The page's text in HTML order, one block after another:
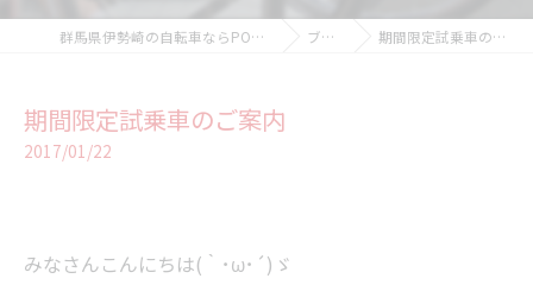
群馬県伊勢崎の自転車ならPOWER-KIDS ブログ 期間限定試乗車のご案内
期間限定試乗車のご案内
2017/01/22
みなさんこんにちは(｀･ω･´)ゞ